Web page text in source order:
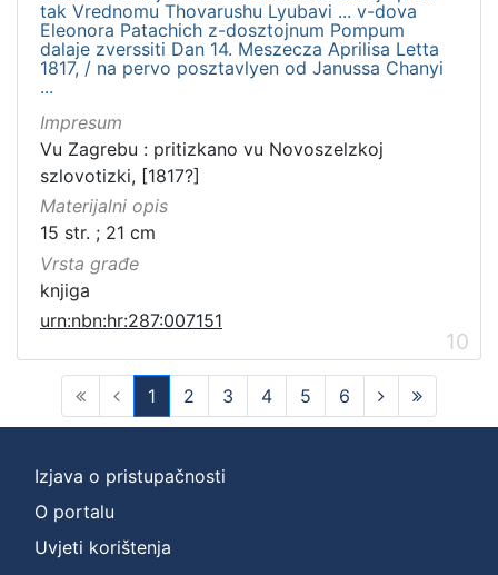
tak Vrednomu Thovarushu Lyubavi ... v-dova
Eleonora Patachich z-dosztojnum Pompum
dalaje zverssiti Dan 14. Meszecza Aprilisa Letta
1817, / na pervo posztavlyen od Janussa Chanyi
...
Impresum
Vu Zagrebu : pritizkano vu Novoszelzkoj
szlovotizki, [1817?]
Materijalni opis
15 str. ; 21 cm
Vrsta građe
knjiga
urn:nbn:hr:287:007151
10
1
(current)
2 3 4 5 6
Izjava o pristupačnosti
O portalu
Uvjeti korištenja